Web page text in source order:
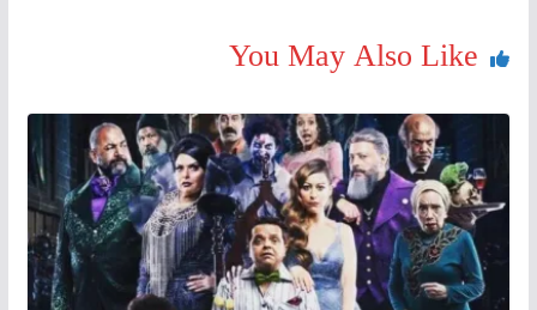
You May Also Like